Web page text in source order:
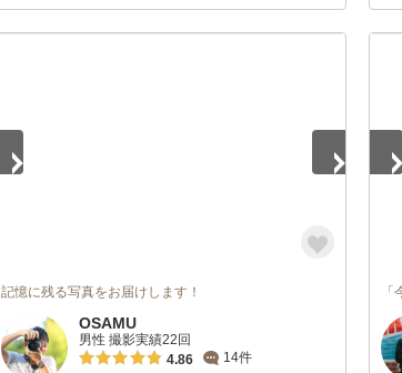
記憶に残る写真をお届けします！
OSAMU
男性 撮影実績22回
4.86
14件